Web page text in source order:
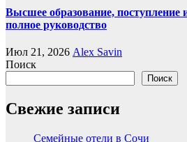
Высшее образование, поступление
полное руководство
Июл 21, 2026 Alex Savin
Поиск
Поиск
Свежие записи
Семейные отели в Сочи